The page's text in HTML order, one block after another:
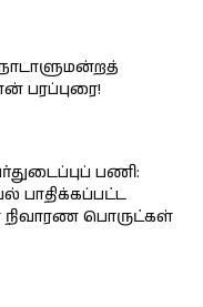
பரப்புரை!
பணி:
பாதிக்கப்பட்ட
நிவாரண பொருட்கள்